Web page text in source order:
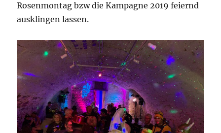
Rosenmontag bzw die Kampagne 2019 feiernd
ausklingen lassen.